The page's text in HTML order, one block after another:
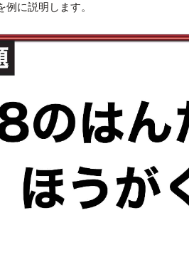
例に説明します。